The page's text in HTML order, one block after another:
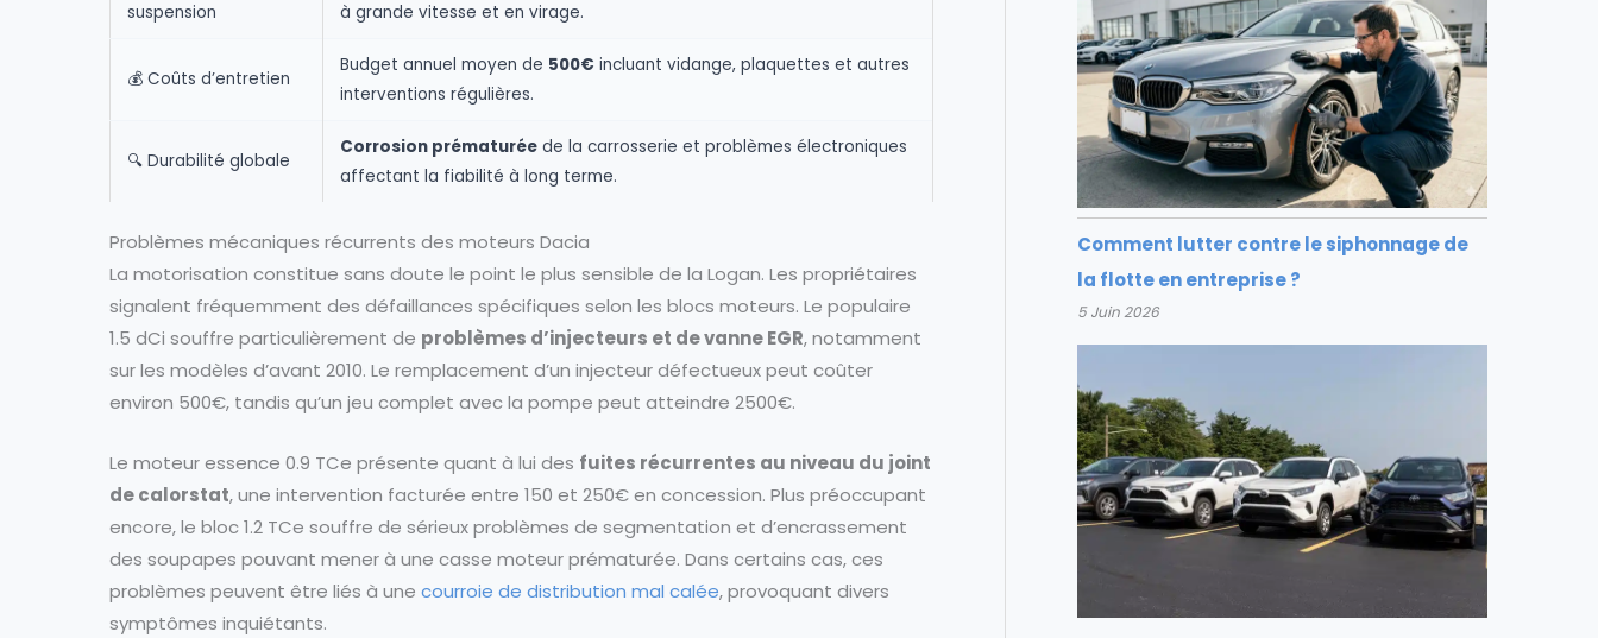
suspension
à grande vitesse et en virage.
💰 Coûts d’entretien
Budget annuel moyen de 500€ incluant vidange, plaquettes et autres
interventions régulières.
🔍 Durabilité globale
Corrosion prématurée de la carrosserie et problèmes électroniques
affectant la fiabilité à long terme.
Problèmes mécaniques récurrents des moteurs Dacia
La motorisation constitue sans doute le point le plus sensible de la Logan. Les propriétaires
signalent fréquemment des défaillances spécifiques selon les blocs moteurs. Le populaire
1.5 dCi souffre particulièrement de problèmes d’injecteurs et de vanne EGR, notamment
sur les modèles d’avant 2010. Le remplacement d’un injecteur défectueux peut coûter
environ 500€, tandis qu’un jeu complet avec la pompe peut atteindre 2500€.
Le moteur essence 0.9 TCe présente quant à lui des fuites récurrentes au niveau du joint
de calorstat, une intervention facturée entre 150 et 250€ en concession. Plus préoccupant
encore, le bloc 1.2 TCe souffre de sérieux problèmes de segmentation et d’encrassement
des soupapes pouvant mener à une casse moteur prématurée. Dans certains cas, ces
problèmes peuvent être liés à une courroie de distribution mal calée, provoquant divers
symptômes inquiétants.
Comment lutter contre le siphonnage de
la flotte en entreprise ?
5 Juin 2026